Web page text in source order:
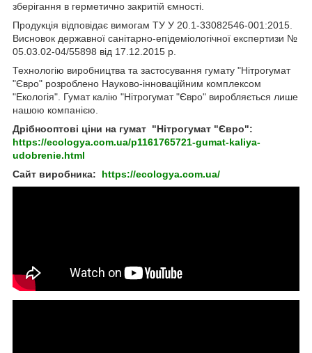
зберігання в герметично закритій ємності.
Продукція відповідає вимогам ТУ У 20.1-33082546-001:2015.
Висновок державної санітарно-епідеміологічної експертизи №
05.03.02-04/55898 від 17.12.2015 р.
Технологію виробництва та застосування гумату "Нітрогумат
"Євро" розроблено Науково-інноваційним комплексом
"Екологія". Гумат калію "Нітрогумат "Євро" виробляється лише
нашою компанією.
Дрібнооптові ціни на гумат "Нітрогумат "Євро":
https://ecologya.com.ua/p1161765721-gumat-kaliya-
udobrenie.html
Сайт виробника: https://ecologya.com.ua/